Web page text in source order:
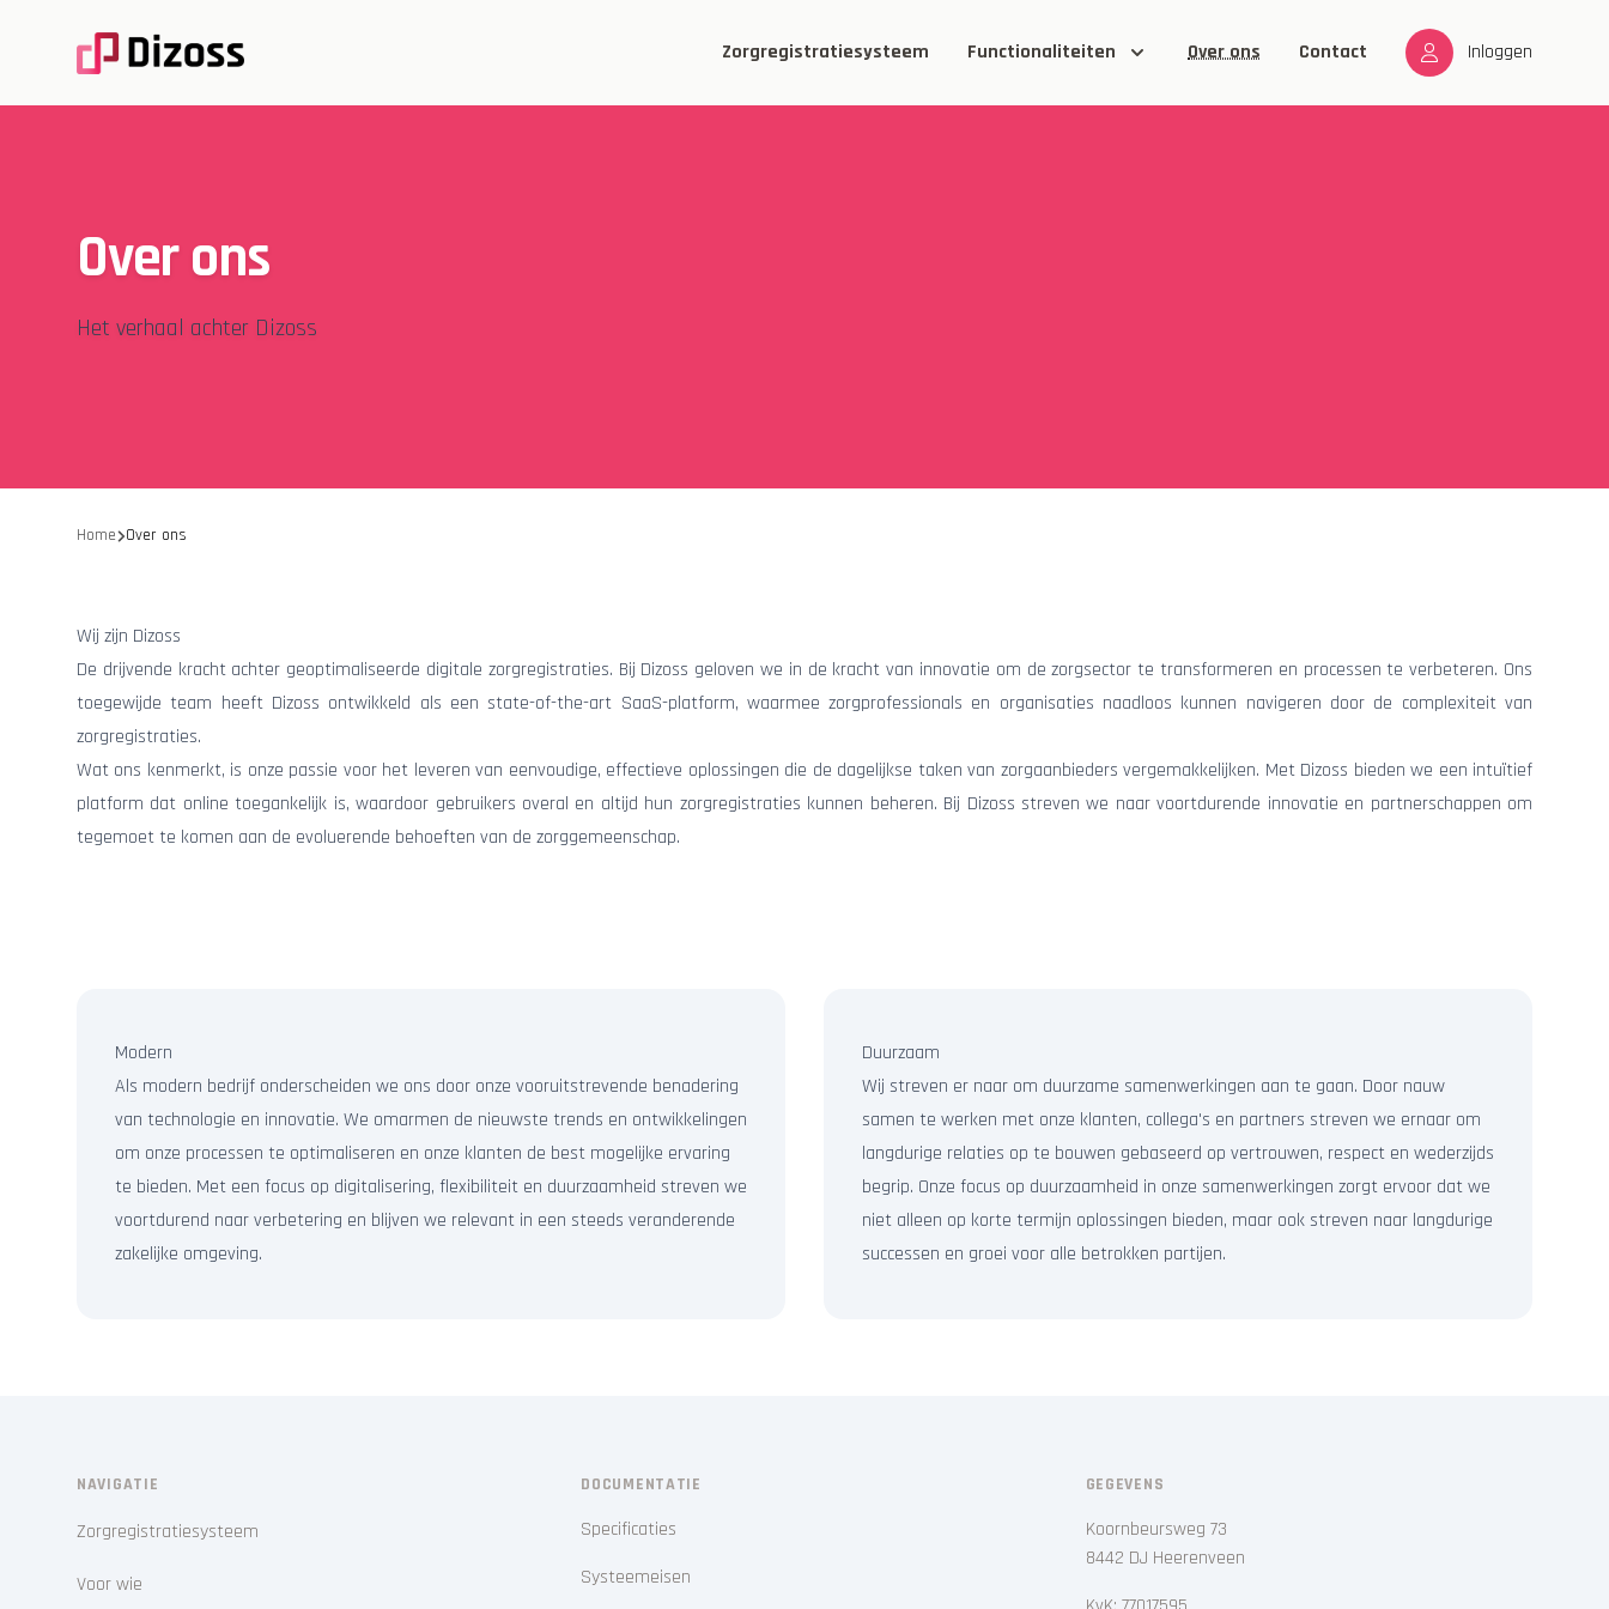
Zorgregistratiesysteem Functionaliteiten Over ons Contact Inloggen
Over ons
Het verhaal achter Dizoss
Home Over ons
Wij zijn Dizoss
De drijvende kracht achter geoptimaliseerde digitale zorgregistraties. Bij Dizoss geloven we in de kracht van innovatie om de zorgsector te transformeren en processen te verbeteren. Ons
toegewijde team heeft Dizoss ontwikkeld als een state-of-the-art SaaS-platform, waarmee zorgprofessionals en organisaties naadloos kunnen navigeren door de complexiteit van
zorgregistraties.
Wat ons kenmerkt, is onze passie voor het leveren van eenvoudige, effectieve oplossingen die de dagelijkse taken van zorgaanbieders vergemakkelijken. Met Dizoss bieden we een intuïtief
platform dat online toegankelijk is, waardoor gebruikers overal en altijd hun zorgregistraties kunnen beheren. Bij Dizoss streven we naar voortdurende innovatie en partnerschappen om
tegemoet te komen aan de evoluerende behoeften van de zorggemeenschap.
Modern
Als modern bedrijf onderscheiden we ons door onze vooruitstrevende benadering
van technologie en innovatie. We omarmen de nieuwste trends en ontwikkelingen
om onze processen te optimaliseren en onze klanten de best mogelijke ervaring
te bieden. Met een focus op digitalisering, flexibiliteit en duurzaamheid streven we
voortdurend naar verbetering en blijven we relevant in een steeds veranderende
zakelijke omgeving.
Duurzaam
Wij streven er naar om duurzame samenwerkingen aan te gaan. Door nauw
samen te werken met onze klanten, collega's en partners streven we ernaar om
langdurige relaties op te bouwen gebaseerd op vertrouwen, respect en wederzijds
begrip. Onze focus op duurzaamheid in onze samenwerkingen zorgt ervoor dat we
niet alleen op korte termijn oplossingen bieden, maar ook streven naar langdurige
successen en groei voor alle betrokken partijen.
NAVIGATIE
Zorgregistratiesysteem
Voor wie
DOCUMENTATIE
Specificaties
Systeemeisen
GEGEVENS
Koornbeursweg 73
8442 DJ Heerenveen